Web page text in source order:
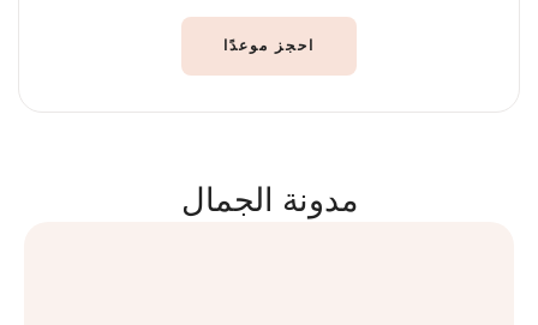
احجز موعدًا
مدونة الجمال